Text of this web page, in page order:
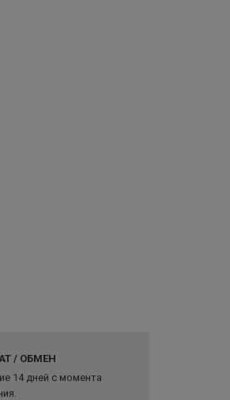
/ ОБМЕН
14 дней с момента